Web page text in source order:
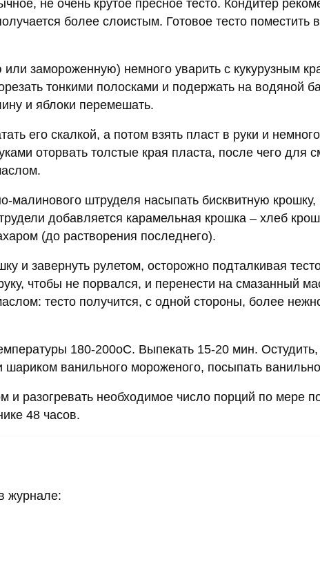
не очень крутое пресное тесто. Кондитер
более слоистым. Готовое тесто поместить
замороженную) немного уварить с кукурузным
тонкими полосками и подержать на водяной
и яблоки перемешать.
его скалкой, а потом взять пласт в руки и
оторвать толстые края пласта, после чего для
малинового штруделя насыпать бисквитную крошку,
добавляется карамельная крошка – хлеб
(до растворения последнего).
и завернуть рулетом, осторожно подталкивая
чтобы не порвался, и перенести на смазанный
тесто получится, с одной стороны, более
180-200оС. Выпекать 15-20 мин. Остудить,
ванильного мороженого, посыпать
и разогревать необходимое число порций по мере
48 часов.
журнале: